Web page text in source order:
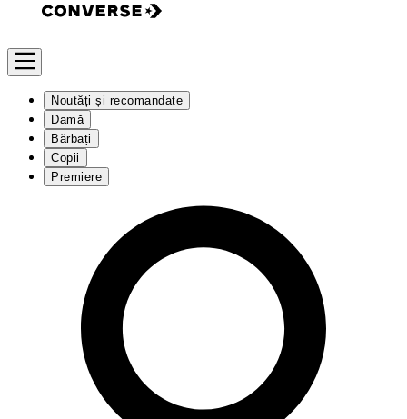
Noutăți și recomandate
Damă
Bărbați
Copii
Premiere